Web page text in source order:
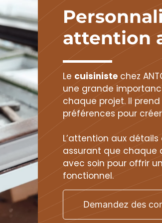
attention
Le cuisinistechez
une grande
chaque projet. Il
préférences pour
L’attention aux
assurant que chaque
avec soin pour offrir
fonctionnel.
Demandez des